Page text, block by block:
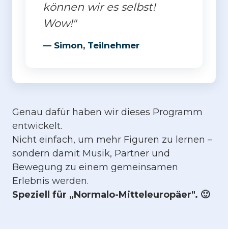
können wir es selbst!
Wow!"
— Simon, Teilnehmer
Genau dafür haben wir dieses Programm
entwickelt.
Nicht einfach, um mehr Figuren zu lernen –
sondern damit Musik, Partner und
Bewegung zu einem gemeinsamen
Erlebnis werden.
Speziell für „Normalo-Mitteleuropäer". 🙂